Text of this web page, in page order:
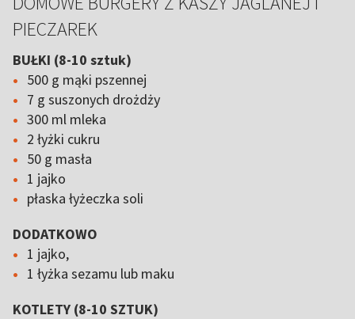
PIECZAREK
BUŁKI (8-10 sztuk)
500 g mąki pszennej
7 g suszonych drożdży
300 ml mleka
2 łyżki cukru
50 g masła
1 jajko
płaska łyżeczka soli
DODATKOWO
1 jajko,
1 łyżka sezamu lub maku
KOTLETY (8-10 SZTUK)